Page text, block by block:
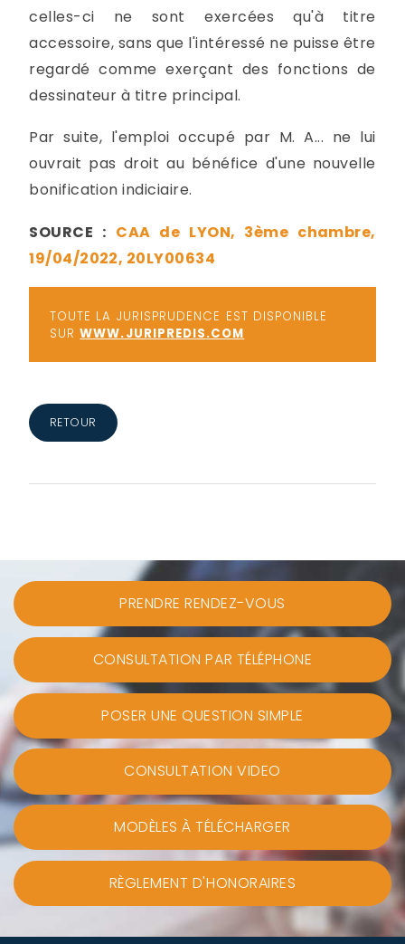
celles-ci ne sont exercées qu'à titre
accessoire, sans que l'intéressé ne puisse être
regardé comme exerçant des fonctions de
dessinateur à titre principal.
Par suite, l'emploi occupé par M. A... ne lui
ouvrait pas droit au bénéfice d'une nouvelle
bonification indiciaire.
SOURCE : CAA de LYON, 3ème chambre,
19/04/2022, 20LY00634
TOUTE LA JURISPRUDENCE EST DISPONIBLE
SURWWW.JURIPREDIS.COM
RETOUR
PRENDRE RENDEZ-VOUS
CONSULTATION PAR TÉLÉPHONE
POSER UNE QUESTION SIMPLE
CONSULTATION VIDEO
MODÈLES À TÉLÉCHARGER
RÈGLEMENT D'HONORAIRES